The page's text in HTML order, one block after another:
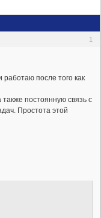
1
работаю после того как
постоянную связь с
Простота этой